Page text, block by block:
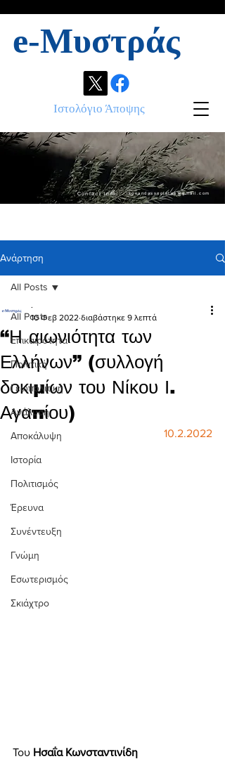
e-Μυστράς
Ιστολόγιο Άποψης
Contact info: ikonandassociates@gmail.com
Ανάρτηση
All Posts
Επικαιρότητα
Πολιτική
Γεωπολιτική
Ανάλυση
Αποκάλυψη
Ιστορία
Πολιτισμός
Έρευνα
Συνέντευξη
Γνώμη
Εσωτερισμός
Σκιάχτρο
All Posts
“Η αιωνιότητα των
Ελλήνων” (συλλογή
δοκιμίων του Νίκου Ι.
Αγαπίου)
.
10 Φεβ 2022 διαβάστηκε 9 λεπτά
10.2.2022
Του Ησαΐα Κωνσταντινίδη